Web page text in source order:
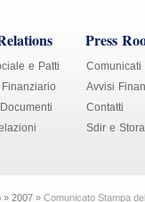
e Patti
Press
Comunicati
Avvisi
Contatti
Sdir e
» 2007 » Comunicato Stampa